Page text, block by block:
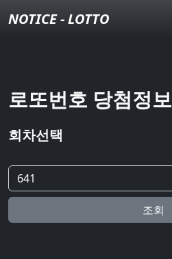
NOTICE - LOTTO
로또번호 당첨정보
회차선택
조회